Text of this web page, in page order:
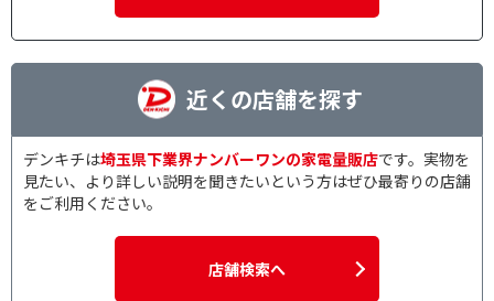
近くの店舗を探す
デンキチは埼玉県下業界ナンバーワンの家電量販店です。実物を
見たい、より詳しい説明を聞きたいという方はぜひ最寄りの店舗
をご利用ください。
店舗検索へ